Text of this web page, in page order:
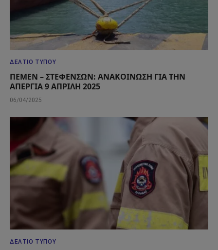
ΔΕΛΤΊΟ ΤΎΠΟΥ
ΠΕΜΕΝ – ΣΤΕΦΕΝΣΩΝ: ΑΝΑΚΟΙΝΩΣΗ ΓΙΑ ΤΗΝ
ΑΠΕΡΓΙΑ 9 ΑΠΡΙΛΗ 2025
06/04/2025
ΔΕΛΤΊΟ ΤΎΠΟΥ